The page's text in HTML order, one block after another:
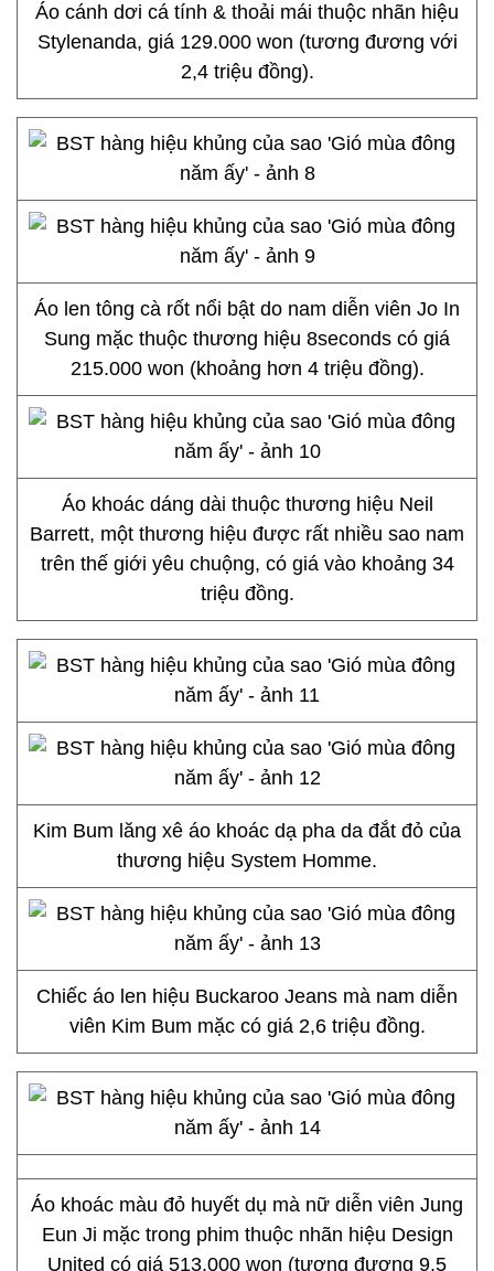
Áo cánh dơi cá tính & thoải mái thuộc nhãn hiệu
Stylenanda, giá 129.000 won (tương đương với
2,4 triệu đồng).
Áo len tông cà rốt nổi bật do nam diễn viên Jo In
Sung mặc thuộc thương hiệu 8seconds có giá
215.000 won (khoảng hơn 4 triệu đồng).
Áo khoác dáng dài thuộc thương hiệu Neil
Barrett, một thương hiệu được rất nhiều sao nam
trên thế giới yêu chuộng, có giá vào khoảng 34
triệu đồng.
Kim Bum lăng xê áo khoác dạ pha da đắt đỏ của
thương hiệu System Homme.
Chiếc áo len hiệu Buckaroo Jeans mà nam diễn
viên Kim Bum mặc có giá 2,6 triệu đồng.
Áo khoác màu đỏ huyết dụ mà nữ diễn viên Jung
Eun Ji mặc trong phim thuộc nhãn hiệu Design
United có giá 513.000 won (tương đương 9,5